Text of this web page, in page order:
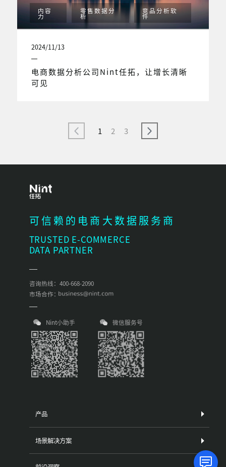
内容
力
零售数据分
析
竞品分析软
件
2024/11/13
电商数据分析公司Nint任拓，让增长清晰
可见
1 2 3
可信赖的电商大数据服务商
TRUSTED E-COMMERCE
DATA PARTNER
咨询热线：400-668-2090
市场合作：
Nint小助手 微信服务号
产品
场景解决方案